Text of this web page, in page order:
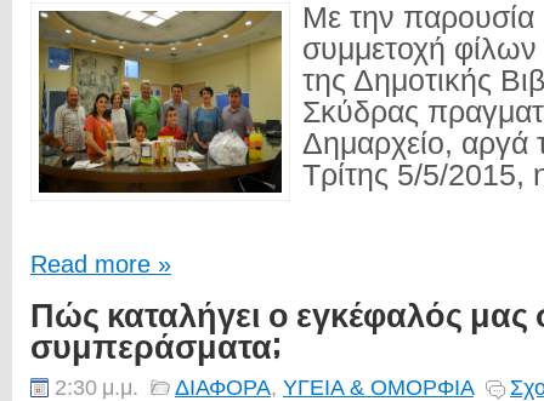
Με την παρουσία
συμμετοχή φίλων
της Δημοτικής
Σκύδρας
Δημαρχείο, αργά
Τρίτης 5/5/
Read more »
Πώς καταλήγει ο εγκέφαλός μας
συμπεράσματα;
2:30 μ.μ. ΔΙΑΦΟΡΑ, ΥΓΕΙΑ & ΟΜΟΡΦΙΑ